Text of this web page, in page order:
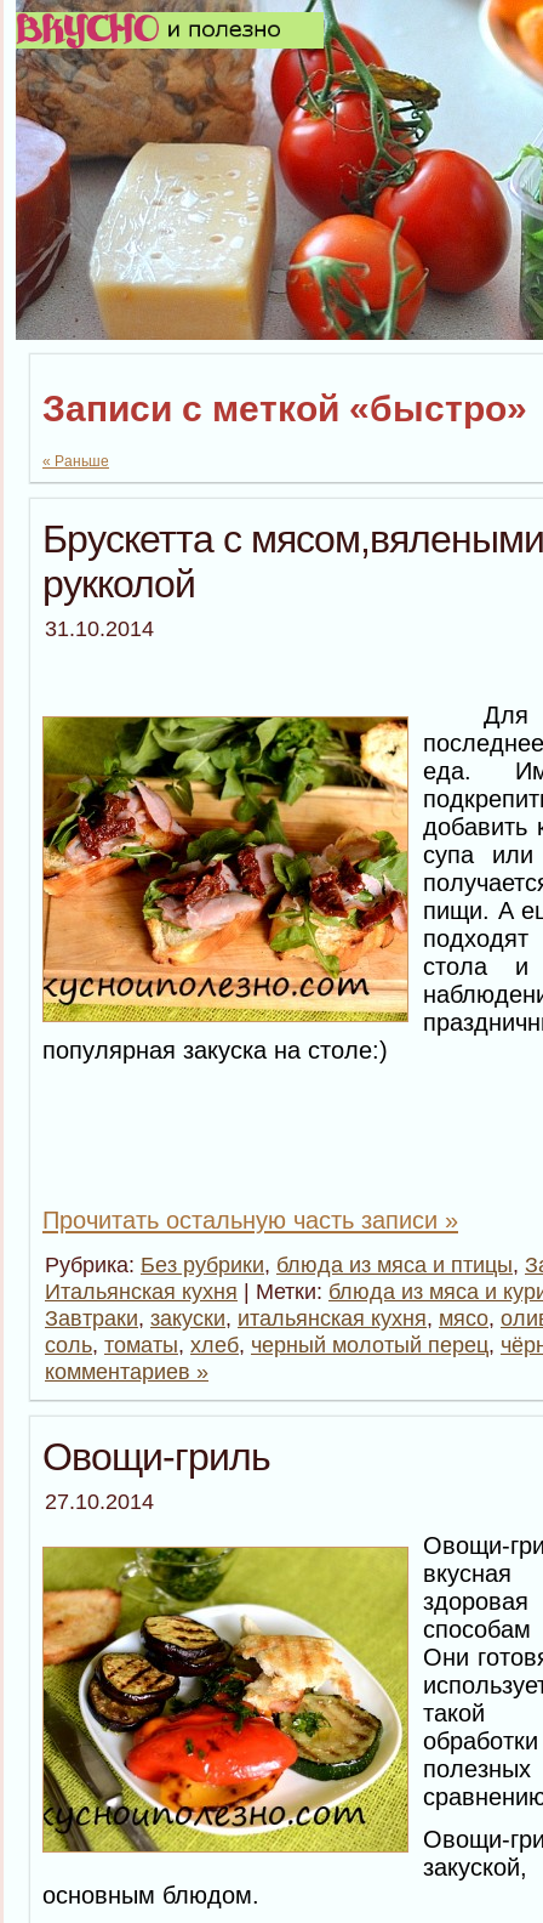
Записи с меткой «быстро»
« Раньше
Брускетта с
рукколой
31.10.2014
Для
еда.
добавить
супа или
пищи. А
стола и
популярная закуска на столе:)
Прочитать остальную часть записи »
Рубрика: Без рубрики, блюда из мяса и птицы,
Итальянская кухня | Метки: блюда из мяса и
Завтраки, закуски, итальянская кухня, мясо,
соль, томаты, хлеб, черный молотый перец,
комментариев »
Овощи-гриль
27.10.2014
Овощи-
здоровая
Они
такой
Овощи-
основным блюдом.